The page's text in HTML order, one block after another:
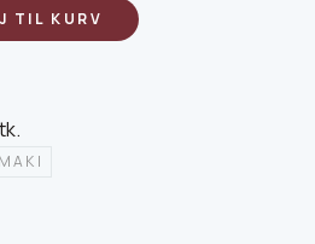
TIL KURV
.